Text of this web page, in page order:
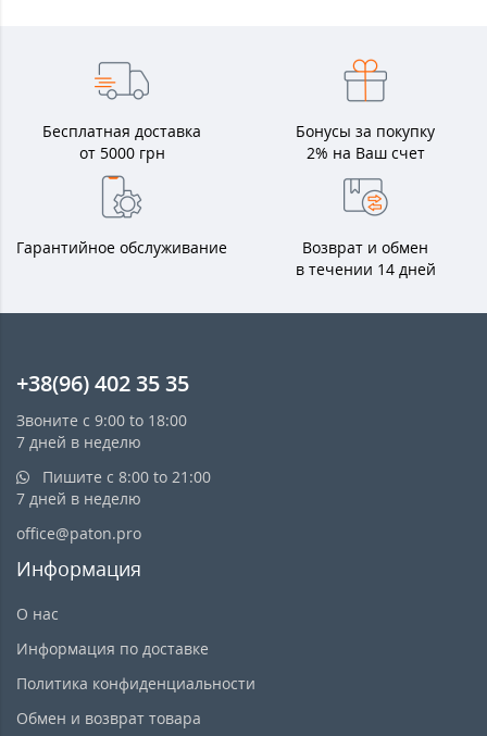
Бесплатная доставка
от 5000 грн
Бонусы за покупку
2% на Ваш счет
Гарантийное обслуживание
Возврат и обмен
в течении 14 дней
+38(96) 402 35 35
Звоните с 9:00 to 18:00
7 дней в неделю
Пишите с 8:00 to 21:00
7 дней в неделю
office@paton.pro
Информация
О нас
Информация по доставке
Политика конфиденциальности
Обмен и возврат товара